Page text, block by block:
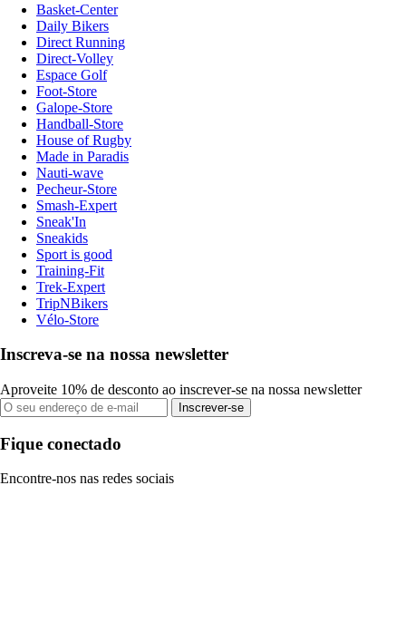
Basket-Center
Daily Bikers
Direct Running
Direct-Volley
Espace Golf
Foot-Store
Galope-Store
Handball-Store
House of Rugby
Made in Paradis
Nauti-wave
Pecheur-Store
Smash-Expert
Sneak'In
Sneakids
Sport is good
Training-Fit
Trek-Expert
TripNBikers
Vélo-Store
Inscreva-se na nossa newsletter
Aproveite 10% de desconto ao inscrever-se na nossa newsletter
Inscrever-se
Fique conectado
Encontre-nos nas redes sociais